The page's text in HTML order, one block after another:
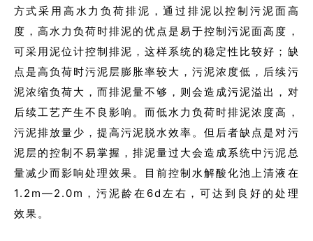
方式采用高水力负荷排泥，通过排泥以控制污泥面高
度，高水力负荷时排泥的优点是易于控制污泥面高度，
可采用泥位计控制排泥，这样系统的稳定性比较好；缺
点是高负荷时污泥层膨胀率较大，污泥浓度低，后续污
泥浓缩负荷大，而排泥量不够，则会造成污泥溢出，对
后续工艺产生不良影响。而低水力负荷时排泥浓度高，
污泥排放量少，提高污泥脱水效率。但后者缺点是对污
泥层的控制不易掌握，排泥量过大会造成系统中污泥总
量减少而影响处理效果。目前控制水解酸化池上清液在
1.2m—2.0m，污泥龄在6d左右，可达到良好的处理
效果。